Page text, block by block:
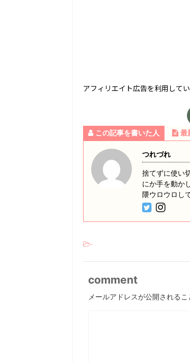
アフィリエイト広告を利用して
この記事を書いた人 最
つれづれ
捨てずに使い
にか手を動か
隈ウロウロし
-
comment
メールアドレスが公開されるこ